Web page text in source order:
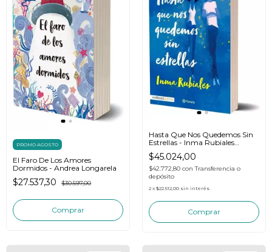
PROMO AGOSTO
El Faro De Los Amores
Dormidos - Andrea Longarela
$27.537,30 $30.597,00
Hasta Que Nos Quedemos Sin
Estrellas - Inma Rubiales
Planeta
$45.024,00
$42.772,80 con Transferencia o
depósito
2 x $22.512,00 sin interés